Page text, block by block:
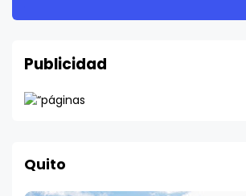
Publicidad
Quito